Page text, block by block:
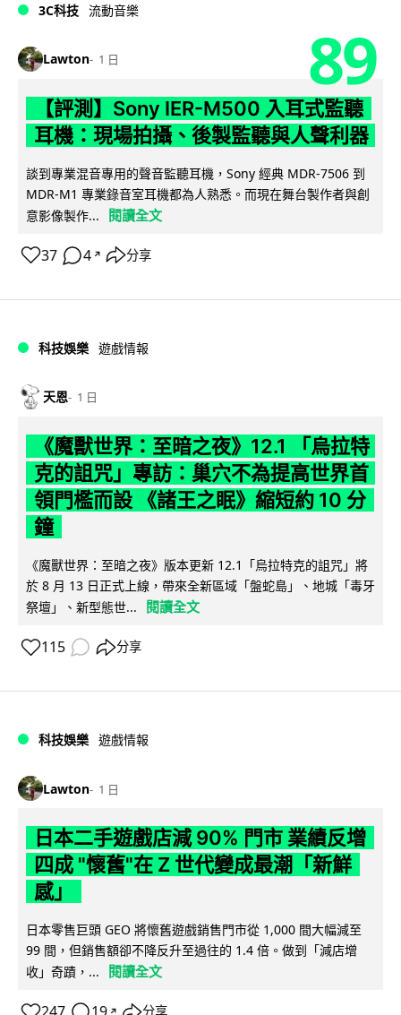
3C科技 流動音樂
Lawton 1 日 89
【評測】Sony IER-M500 入耳式監聽
耳機：現場拍攝、後製監聽與人聲利器
談到專業混音專用的聲音監聽耳機，Sony 經典 MDR-7506 到
MDR-M1 專業錄音室耳機都為人熟悉。而現在舞台製作者與創
意影像製作...
閱讀全文
37 4 ↗ 分享
科技娛樂 遊戲情報
天恩 1 日
《魔獸世界：至暗之夜》12.1 「烏拉特
克的詛咒」專訪：巢穴不為提高世界首
領門檻而設 《諸王之眠》縮短約 10 分
鐘
《魔獸世界：至暗之夜》版本更新 12.1「烏拉特克的詛咒」將
於 8 月 13 日正式上線，帶來全新區域「盤蛇島」、地城「毒牙
祭壇」、新型態世...
閱讀全文
115 分享
科技娛樂 遊戲情報
Lawton 1 日
日本二手遊戲店減 90% 門市 業績反增
四成 "懷舊"在 Z 世代變成最潮「新鮮
感」
日本零售巨頭 GEO 將懷舊遊戲銷售門市從 1,000 間大幅減至
99 間，但銷售額卻不降反升至過往的 1.4 倍。做到「減店增
收」奇蹟，...
閱讀全文
↗ 分享